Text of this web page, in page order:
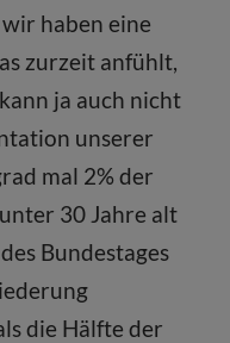
haben eine
zurzeit anfühlt,
ja auch nicht
unserer
mal 2% der
30 Jahre alt
Bundestages
die Hälfte der